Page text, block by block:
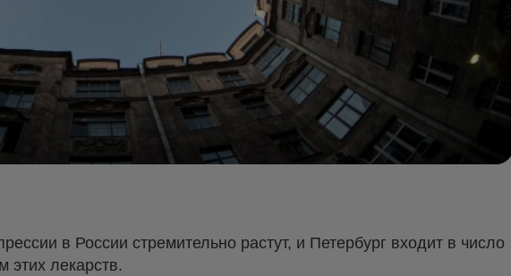
в России стремительно растут, и Петербург входит в число
этих лекарств.